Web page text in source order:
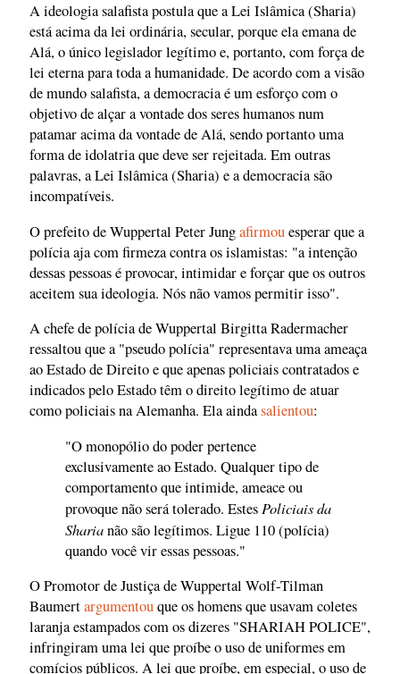
A ideologia salafista postula que a Lei Islâmica (Sharia)
está acima da lei ordinária, secular, porque ela emana de
Alá, o único legislador legítimo e, portanto, com força de
lei eterna para toda a humanidade. De acordo com a visão
de mundo salafista, a democracia é um esforço com o
objetivo de alçar a vontade dos seres humanos num
patamar acima da vontade de Alá, sendo portanto uma
forma de idolatria que deve ser rejeitada. Em outras
palavras, a Lei Islâmica (Sharia) e a democracia são
incompatíveis.
O prefeito de Wuppertal Peter Jungafirmouesperar que a
polícia aja com firmeza contra os islamistas: "a intenção
dessas pessoas é provocar, intimidar e forçar que os outros
aceitem sua ideologia. Nós não vamos permitir isso".
A chefe de polícia de Wuppertal Birgitta Radermacher
ressaltou que a "pseudo polícia" representava uma ameaça
ao Estado de Direito e que apenas policiais contratados e
indicados pelo Estado têm o direito legítimo de atuar
como policiais na Alemanha. Ela aindasalientou:
"O monopólio do poder pertence
exclusivamente ao Estado. Qualquer tipo de
comportamento que intimide, ameace ou
provoque não será tolerado. Estes Policiais da
Sharianão são legítimos. Ligue 110 (polícia)
quando você vir essas pessoas."
O Promotor de Justiça de Wuppertal Wolf-Tilman
Baumertargumentouque os homens que usavam coletes
laranja estampados com os dizeres "SHARIAH POLICE",
infringiram uma lei que proíbe o uso de uniformes em
comícios públicos. A lei que proíbe, em especial, o uso de